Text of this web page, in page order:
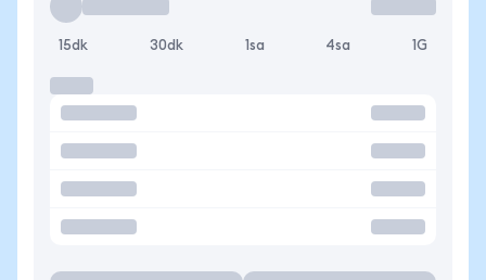
15dk 30dk 1sa 4sa 1G